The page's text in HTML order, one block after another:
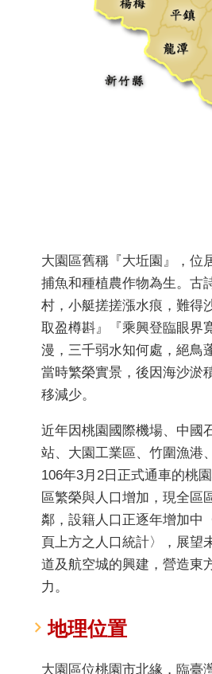
大園區舊稱『大坵園』，位
捕魚和種植農作物為生。古
村，小艇搓搓漲水痕，難得
取盈樽斟』『乘興登臨眼界
漫，三千弱水知何處，絕鳥
當時繁榮實景，後因海沙淤
移減少。
近年因桃園國際機場、中國
站、大園工業區、竹圍漁港
106年3月2日正式通車的桃
區繁榮與人口增加，現全區
鄰，設籍人口正逐年增加中
頁上方之人口統計〉，展望
道及航空城的興建，營造東
力。
地理位置
大園區位桃園市北緣，臨臺